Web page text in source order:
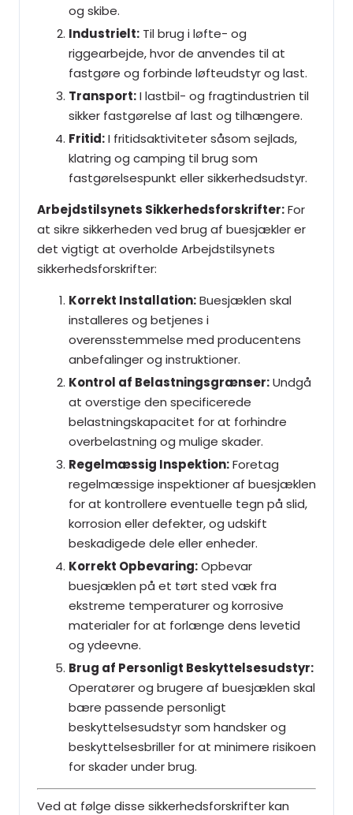
og skibe.
Industrielt: Til brug i løfte- og
riggearbejde, hvor de anvendes til at
fastgøre og forbinde løfteudstyr og last.
Transport:I lastbil- og fragtindustrien til
sikker fastgørelse af last og tilhængere.
Fritid:I fritidsaktiviteter såsom sejlads,
klatring og camping til brug som
fastgørelsespunkt eller sikkerhedsudstyr.
Arbejdstilsynets Sikkerhedsforskrifter:For
at sikre sikkerheden ved brug af buesjækler er
det vigtigt at overholde Arbejdstilsynets
sikkerhedsforskrifter:
Korrekt Installation:Buesjæklen skal
installeres og betjenes i
overensstemmelse med producentens
anbefalinger og instruktioner.
Kontrol af Belastningsgrænser:Undgå
at overstige den specificerede
belastningskapacitet for at forhindre
overbelastning og mulige skader.
Regelmæssig Inspektion:Foretag
regelmæssige inspektioner af buesjæklen
for at kontrollere eventuelle tegn på slid,
korrosion eller defekter, og udskift
beskadigede dele eller enheder.
Korrekt Opbevaring:Opbevar
buesjæklen på et tørt sted væk fra
ekstreme temperaturer og korrosive
materialer for at forlænge dens levetid
og ydeevne.
Brug af Personligt Beskyttelsesudstyr:
Operatører og brugere af buesjæklen skal
bære passende personligt
beskyttelsesudstyr som handsker og
beskyttelsesbriller for at minimere risikoen
for skader under brug.
Ved at følge disse sikkerhedsforskrifter kan